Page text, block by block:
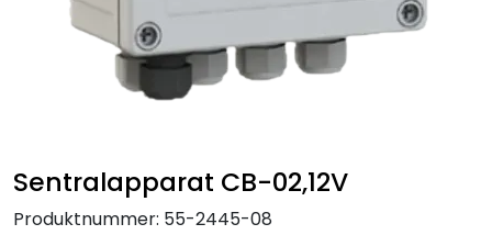
Sentralapparat CB-02,12V
Produktnummer: 55-2445-08